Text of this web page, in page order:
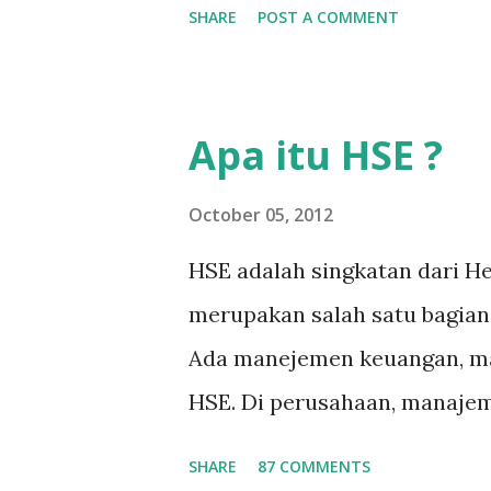
dengan cepat, dan
menjembatani antara teori
kerja). Semakin lama
troubleshooting – semakin
permasalahan-
masalah-masalah
karena tidak tahu harus dari
SHARE POST A COMMENT
Apa itu HSE ?
October 05, 2012
HSE adalah singkatan dari
merupakan salah satu
Ada manejemen keuangan,
HSE. Di perusahaan,
SHARE 87 COMMENTS